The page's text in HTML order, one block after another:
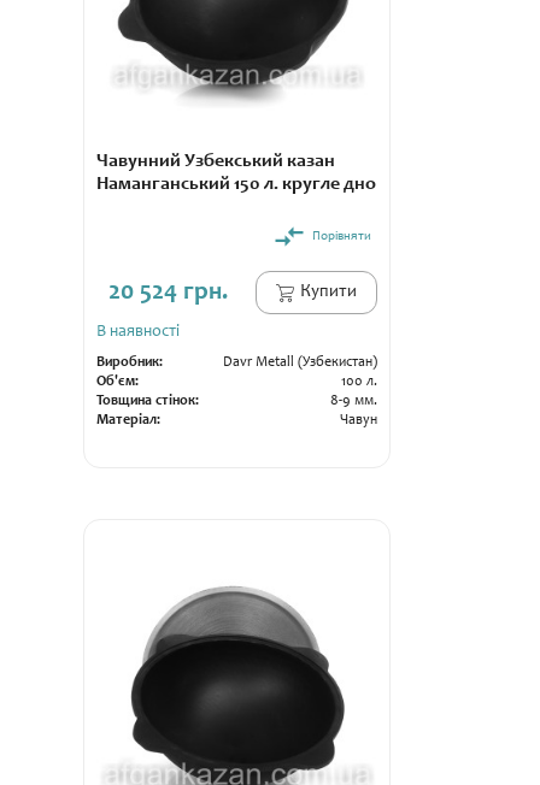
Чавунний Узбекський казан
Наманганський 150 л. кругле дно
Порівняти
20 524 грн. Купити
В наявності
Виробник:
Davr Metall (Узбекистан)
Об'єм:
100 л.
Товщина стінок:
8-9 мм.
Матеріал:
Чавун